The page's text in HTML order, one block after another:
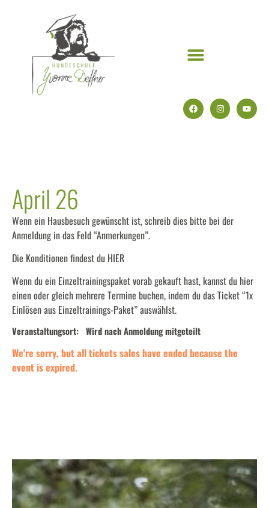
April 26
Wenn ein Hausbesuch gewünscht ist, schreib dies bitte bei der
Anmeldung in das Feld “Anmerkungen”.
Die Konditionen findest du HIER
Wenn du ein Einzeltrainingspaket vorab gekauft hast, kannst du hier
einen oder gleich mehrere Termine buchen, indem du das Ticket “1x
Einlösen aus Einzeltrainings-Paket” auswählst.
Veranstaltungsort: Wird nach Anmeldung mitgeteilt
We're sorry, but all tickets sales have ended because the
event is expired.